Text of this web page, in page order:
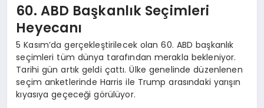
60. ABD Başkanlık Seçimleri
Heyecanı
5 Kasım’da gerçekleştirilecek olan 60. ABD başkanlık
seçimleri tüm dünya tarafından merakla bekleniyor.
Tarihi gün artık geldi çattı. Ülke genelinde düzenlenen
seçim anketlerinde Harris ile Trump arasındaki yarışın
kıyasıya geçeceği görülüyor.